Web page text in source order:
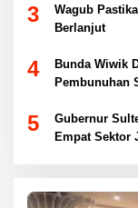
3
Wagub
Berlanjut
4
Bunda Wiwik
Pembunuhan
5
Gubernur
Empat Sektor